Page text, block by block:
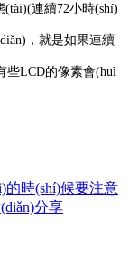
(tài)(連續72小時(shí)
，就是如果連續
有些LCD的像素會(huì
的時(shí)候要注意
分享